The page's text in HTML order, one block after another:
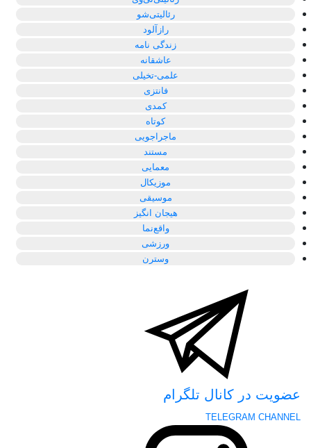
رئالیتی‌شو
رازآلود
زندگی نامه
عاشقانه
علمی-تخیلی
فانتزی
کمدی
کوتاه
ماجراجویی
مستند
معمایی
موزیکال
موسیقی
هیجان انگیز
واقع‌نما
ورزشی
وسترن
عضویت در کانال تلگرام
TELEGRAM CHANNEL